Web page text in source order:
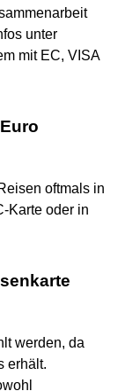
unter
mit EC, VISA
oftmals in
Karte oder in
werden, da
erhält.